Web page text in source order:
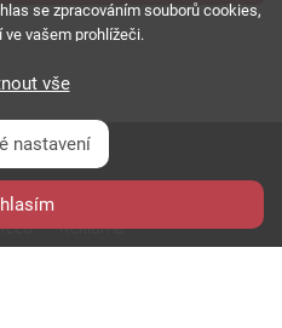
Reklama
se zpracováním souborů cookies,
vašem prohlížeči.
vše
nastavení